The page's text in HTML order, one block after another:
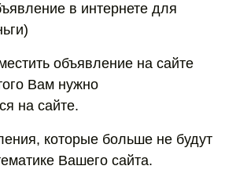
в интернете для
объявление на сайте
Вам нужно
на сайте.
которые больше не будут
Вашего сайта.